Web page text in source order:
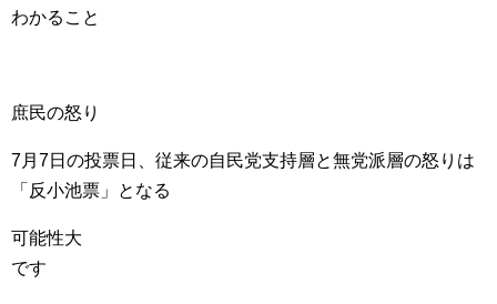
わかること
庶民の怒り
7月7日の投票日、従来の自民党支持層と無党派層の怒りは
「反小池票」となる
可能性大
です